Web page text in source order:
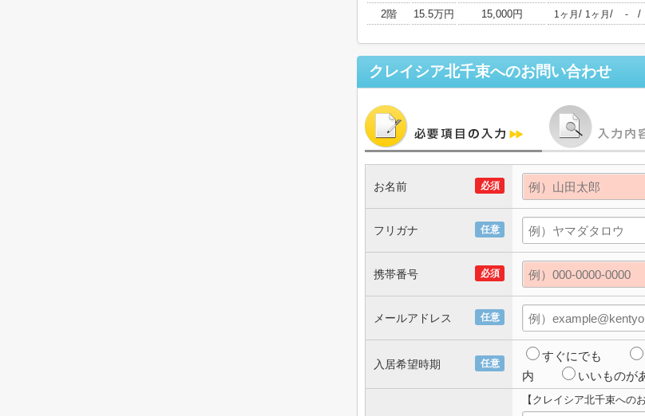
2階
15.5万円 15,000円 1ヶ月 / 1ヶ月 / - /
クレイシア北千束へのお問い合わせ
必須
お名前
任意
フリガナ
必須
携帯番号
任意
メールアドレス
任意
入居希望時期
すぐにでも
内
いいものが
【クレイシア北千束への